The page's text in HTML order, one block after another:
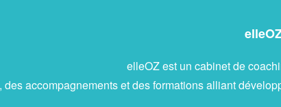
elleOZ est un cabinet de
des accompagnements et des formations alliant